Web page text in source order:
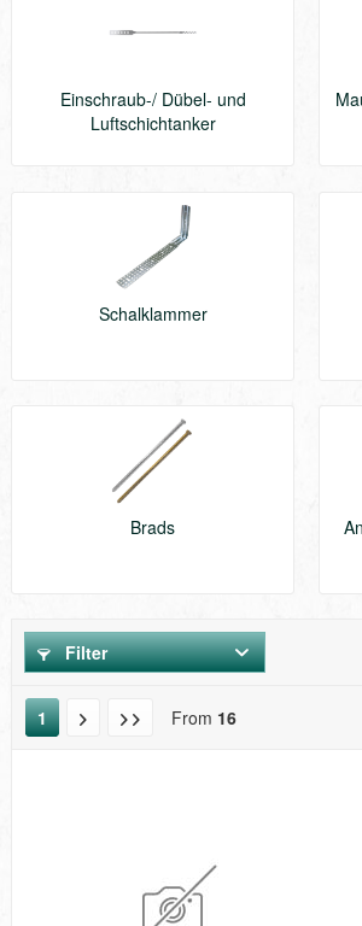
Einschraub-/ Dübel- und
Luftschichtanker
Schalklammer
Brads
Filter
1 From 16